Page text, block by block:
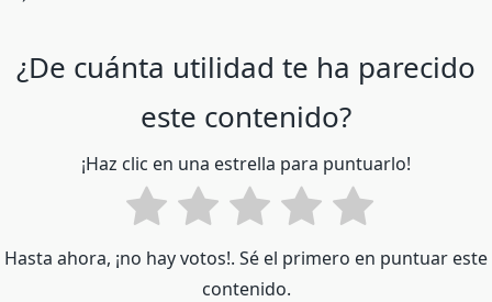
¿De cuánta utilidad te ha parecido
este contenido?
¡Haz clic en una estrella para puntuarlo!
Hasta ahora, ¡no hay votos!. Sé el primero en puntuar este
contenido.